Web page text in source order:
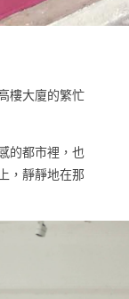
樓大廈的繁忙
的都市裡，也
，靜靜地在那